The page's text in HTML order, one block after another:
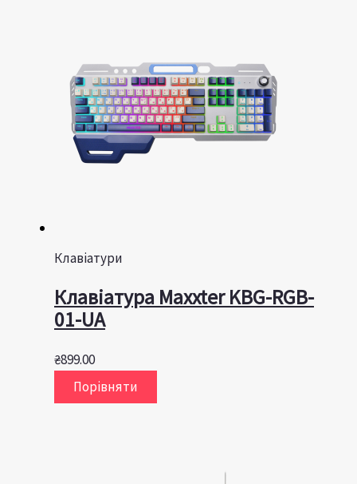
Клавіатури
Клавiатура Maxxter KBG-RGB-
01-UA
₴899.00
Порівняти